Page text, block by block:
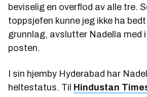
beviselig en overflod av alle tre.
toppsjefen kunne jeg ikke ha
grunnlag, avslutter Nadella med
posten.
I sin hjemby Hyderabad har
heltestatus. Til Hindustan